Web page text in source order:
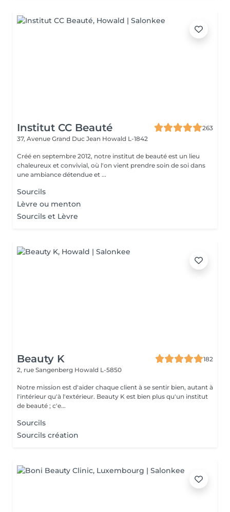
Institut CC Beauté
263
37, Avenue Grand Duc Jean Howald L-1842
Créé en septembre 2012, notre institut de beauté est un lieu
chaleureux et convivial, où l'on vient prendre soin de soi dans
une ambiance détendue et ...
Sourcils
Lèvre ou menton
Sourcils et Lèvre
Beauty K
182
2, rue Sangenberg Howald L-5850
Notre mission est d'aider chaque client à se sentir bien, autant à
l'intérieur qu'à l'extérieur. Beauty K est bien plus qu'un institut
de beauté ; c'e...
Sourcils
Sourcils création